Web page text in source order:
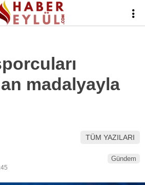
WhatsApp İhbar
madalyayla
TÜM YAZILARI
Gündem